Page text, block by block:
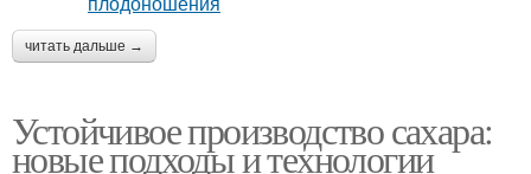
читать дальше →
Устойчивое производство сахара:
новые подходы и технологии